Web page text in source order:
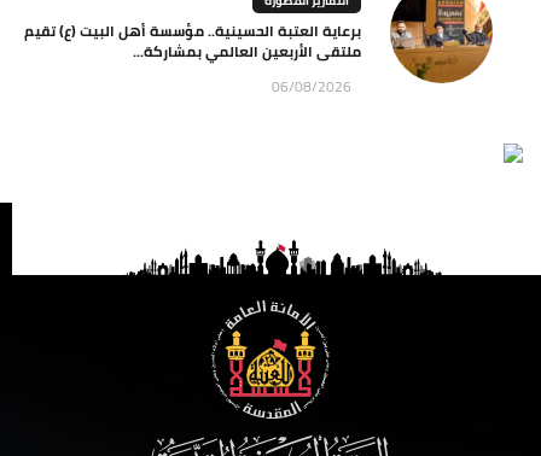
برعاية العتبة الحسينية.. مؤسسة أهل البيت (ع) تقيم
ملتقى الأربعين العالمي بمشاركة...
06/08/2026